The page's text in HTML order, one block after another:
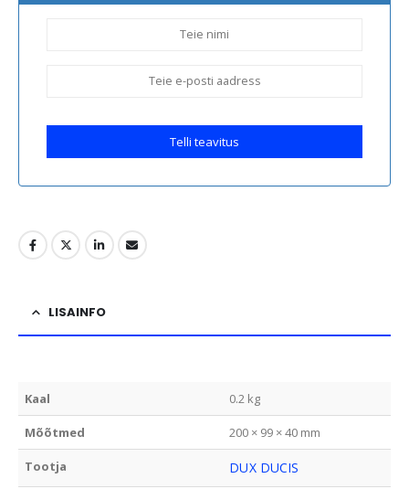
Telli teavitus
LISAINFO
Kaal 0.2 kg
Mõõtmed 200 × 99 × 40 mm
Tootja DUX DUCIS